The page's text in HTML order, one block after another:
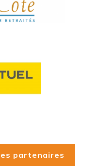
partenaires